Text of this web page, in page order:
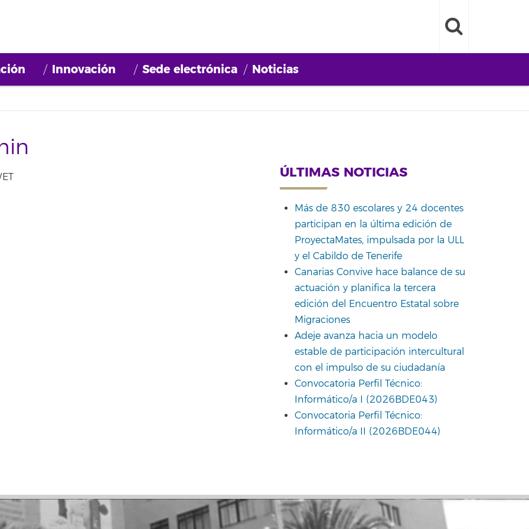
Innovación Sede electrónica Noticias
ÚLTIMAS NOTICIAS
Más de 830 escolares y 24 docentes
participan en la última edición de
ProyectaMates, impulsada por la ULL
y el Cabildo de Tenerife
Canarias Convive hace balance de su
actuación y planifica la tercera
edición del Encuentro Estatal sobre
Migraciones
Adeje avanza hacia un modelo
estable de participación intercultural
con el impulso de su ciudadanía
Convocatoria Perfil Técnico:
Informático/a I (2026BDE043)
Convocatoria Perfil Técnico:
Informático/a II (2026BDE044)